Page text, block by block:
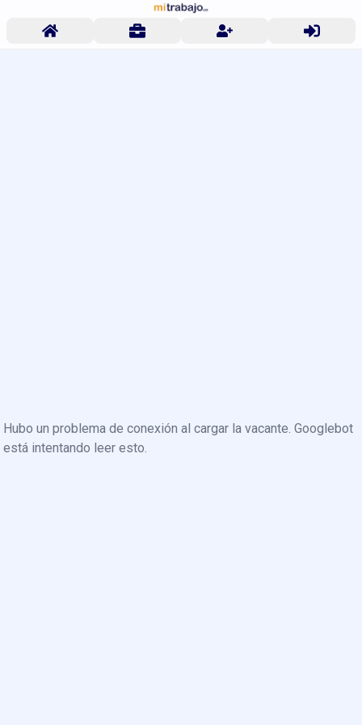
Hubo un problema de conexión al cargar la vacante. Googlebot
está intentando leer esto.